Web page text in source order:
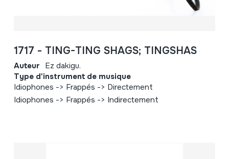
1717 - TING-TING SHAGS; TINGSHAS
Auteur Ez dakigu.
Type d'instrument de musique
Idiophones -> Frappés -> Directement
Idiophones -> Frappés -> Indirectement